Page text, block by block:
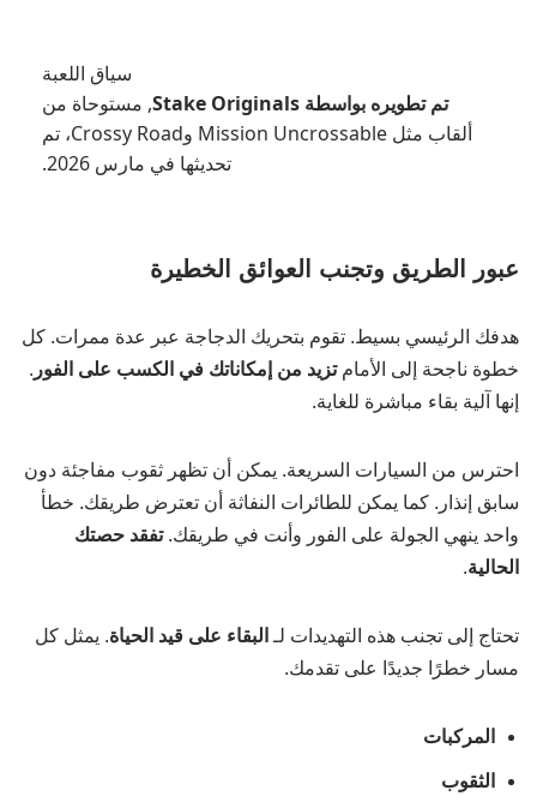
سياق اللعبة
تم تطويره بواسطة Stake Originals
, مستوحاة من
ألقاب مثل Mission Uncrossable وCrossy Road، تم
تحديثها في مارس 2026.
عبور الطريق وتجنب العوائق الخطيرة
هدفك الرئيسي بسيط. تقوم بتحريك الدجاجة عبر عدة ممرات. كل
خطوة ناجحة إلى الأمامتزيد من إمكاناتك في الكسب على الفور .
إنها آلية بقاء مباشرة للغاية.
احترس من السيارات السريعة. يمكن أن تظهر ثقوب مفاجئة دون
سابق إنذار. كما يمكن للطائرات النفاثة أن تعترض طريقك. خطأ
واحد ينهي الجولة على الفور وأنت في طريقك.تفقد حصتك
الحالية.
تحتاج إلى تجنب هذه التهديدات لـ البقاء على قيد الحياة. يمثل كل
مسار خطرًا جديدًا على تقدمك.
المركبات
الثقوب